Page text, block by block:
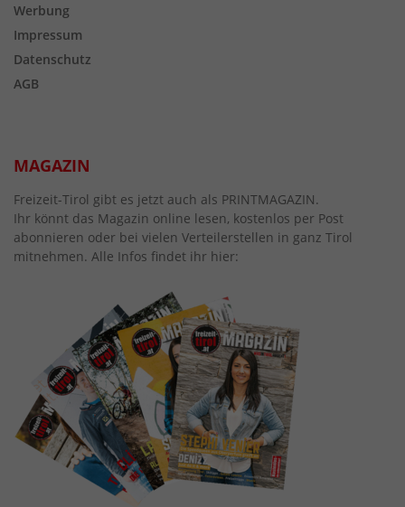
Werbung
Impressum
Datenschutz
AGB
MAGAZIN
Freizeit-Tirol gibt es jetzt auch als PRINTMAGAZIN.
Ihr könnt das Magazin online lesen, kostenlos per Post
abonnieren oder bei vielen Verteilerstellen in ganz Tirol
mitnehmen. Alle Infos findet ihr hier: